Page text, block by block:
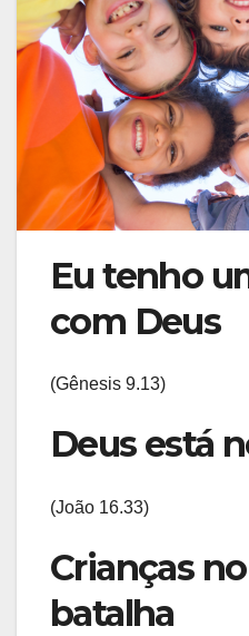
Eu tenho
com Deus
(Gênesis 9.13)
Deus está
(João 16.33)
Crianças
batalha